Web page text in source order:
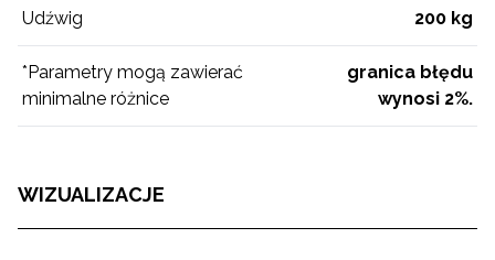
Udźwig 200 kg
*Parametry mogą zawierać
minimalne różnice
granica błędu
wynosi 2%.
WIZUALIZACJE